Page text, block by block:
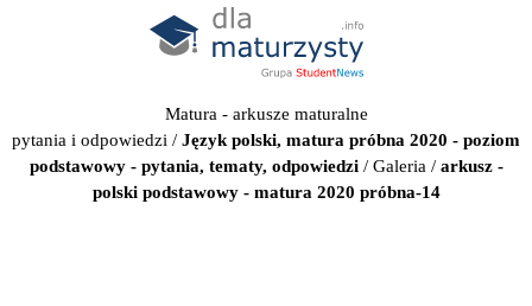
Matura - arkusze maturalne
pytania i odpowiedzi / Język polski, matura próbna 2020 - poziom
podstawowy - pytania, tematy, odpowiedzi/ Galeria / arkusz -
polski podstawowy - matura 2020 próbna-14